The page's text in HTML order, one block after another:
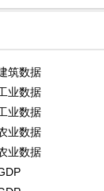
筑数据
业数据
业数据
业数据
业数据